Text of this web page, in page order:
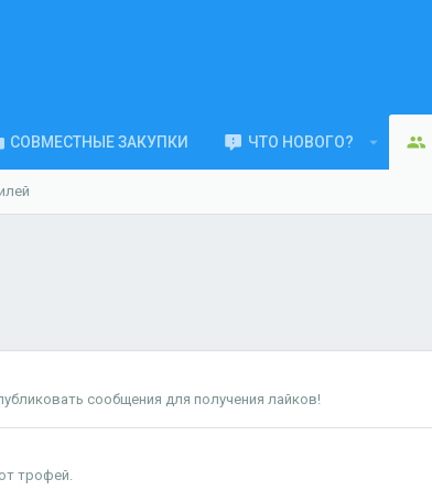
СОВМЕСТНЫЕ ЗАКУПКИ ЧТО НОВОГО?
сообщения для получения лайков!
трофей.